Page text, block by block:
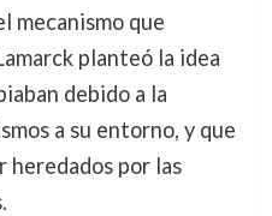
mecanismo que
planteó la idea
debido a la
a su entorno, y que
heredados por las